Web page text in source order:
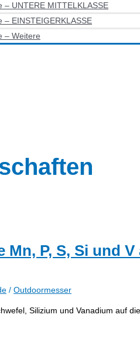
– UNTERE MITTELKLASSE
EINSTEIGERKLASSE
– Weitere
Mn, P, S, Si und
/ Outdoormesser
Silizium und Vanadium auf